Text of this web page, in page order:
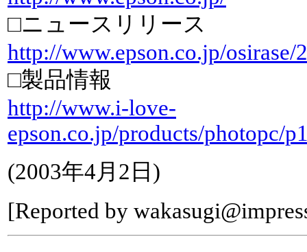
□ニュースリリース
http://www.epson.co.jp/osirase/
□製品情報
http://www.i-love-
epson.co.jp/products/photopc/
(2003年4月2日 )
[Reported by